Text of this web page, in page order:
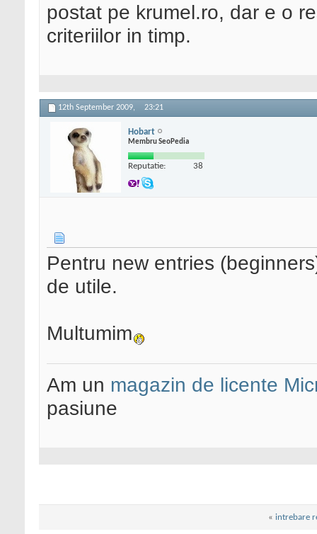
postat pe krumel.ro, dar e o
criteriilor in timp.
12th September 2009, 23:21
Hobart
Membru SeoPedia
Reputatie: 38
Pentru new entries
de utile.
Multumim
Am un magazin de licente
pasiune
« intrebare